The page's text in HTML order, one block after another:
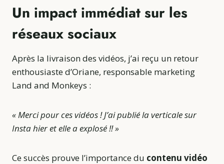
Un impact immédiat sur les
réseaux sociaux
Après la livraison des vidéos, j’ai reçu un retour
enthousiaste d’Oriane, responsable marketing
Land and Monkeys :
« Merci pour ces vidéos ! J’ai publié la verticale sur
Insta hier et elle a explosé !! »
Ce succès prouve l’importance du contenu vidéo